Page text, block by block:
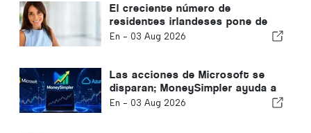
El creciente número de
residentes irlandeses pone de
relieve la transformación del
En - 03 Aug 2026
Las acciones de Microsoft se
disparan; MoneySimpler ayuda a
los inversores a generar
En - 03 Aug 2026